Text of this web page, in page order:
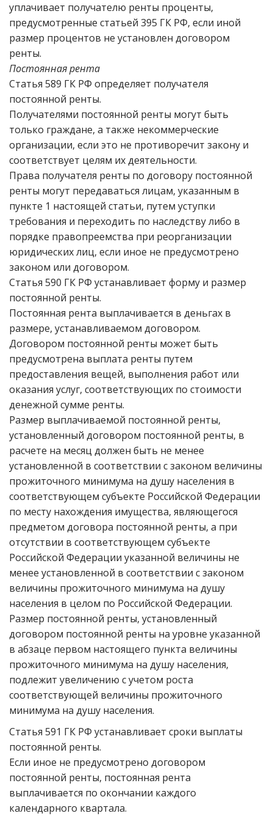
уплачивает получателю ренты проценты,
предусмотренные статьей 395 ГК РФ, если иной
размер процентов не установлен договором
ренты.
Постоянная рента
Статья 589 ГК РФ определяет получателя
постоянной ренты.
Получателями постоянной ренты могут быть
только граждане, а также некоммерческие
организации, если это не противоречит закону и
соответствует целям их деятельности.
Права получателя ренты по договору постоянной
ренты могут передаваться лицам, указанным в
пункте 1 настоящей статьи, путем уступки
требования и переходить по наследству либо в
порядке правопреемства при реорганизации
юридических лиц, если иное не предусмотрено
законом или договором.
Статья 590 ГК РФ устанавливает форму и размер
постоянной ренты.
Постоянная рента выплачивается в деньгах в
размере, устанавливаемом договором.
Договором постоянной ренты может быть
предусмотрена выплата ренты путем
предоставления вещей, выполнения работ или
оказания услуг, соответствующих по стоимости
денежной сумме ренты.
Размер выплачиваемой постоянной ренты,
установленный договором постоянной ренты, в
расчете на месяц должен быть не менее
установленной в соответствии с законом величины
прожиточного минимума на душу населения в
соответствующем субъекте Российской Федерации
по месту нахождения имущества, являющегося
предметом договора постоянной ренты, а при
отсутствии в соответствующем субъекте
Российской Федерации указанной величины не
менее установленной в соответствии с законом
величины прожиточного минимума на душу
населения в целом по Российской Федерации.
Размер постоянной ренты, установленный
договором постоянной ренты на уровне указанной
в абзаце первом настоящего пункта величины
прожиточного минимума на душу населения,
подлежит увеличению с учетом роста
соответствующей величины прожиточного
минимума на душу населения.
Статья 591 ГК РФ устанавливает сроки выплаты
постоянной ренты.
Если иное не предусмотрено договором
постоянной ренты, постоянная рента
выплачивается по окончании каждого
календарного квартала.